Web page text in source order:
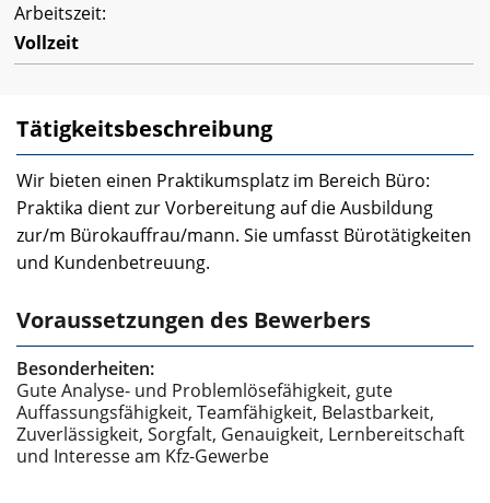
Arbeitszeit:
Vollzeit
Tätigkeitsbeschreibung
Wir bieten einen Praktikumsplatz im Bereich Büro:
Praktika dient zur Vorbereitung auf die Ausbildung
zur/m Bürokauffrau/mann. Sie umfasst Bürotätigkeiten
und Kundenbetreuung.
Voraussetzungen des Bewerbers
Besonderheiten:
Gute Analyse- und Problemlösefähigkeit, gute
Auffassungsfähigkeit, Teamfähigkeit, Belastbarkeit,
Zuverlässigkeit, Sorgfalt, Genauigkeit, Lernbereitschaft
und Interesse am Kfz-Gewerbe